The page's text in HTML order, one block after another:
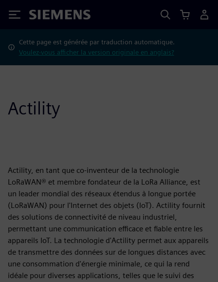
Siemens
Cette page est générée par traduction automatique.
Voulez-vous afficher la version originale en anglais?
Actility
Actility, en tant que co-inventeur de la technologie
LoRaWAN® et membre fondateur de la LoRa Alliance, est
un leader mondial des réseaux étendus à longue portée
(LoRaWAN) pour l'Internet des objets (IoT). Actility fournit
des solutions de connectivité de niveau industriel,
permettant une communication efficace et fiable entre les
appareils IoT. La technologie d'Actility permet aux appareils
de transmettre des données sur de longues distances avec
une consommation d'énergie minimale, ce qui la rend
idéale pour diverses applications, telles que le suivi des